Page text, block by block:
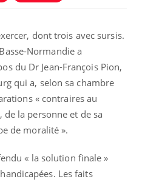
dont trois avec sursis.
Normandie a
du Dr Jean-François Pion,
qui a, selon sa chambre
« contraires au
la personne et de sa
de moralité ».
« la solution finale »
Les faits